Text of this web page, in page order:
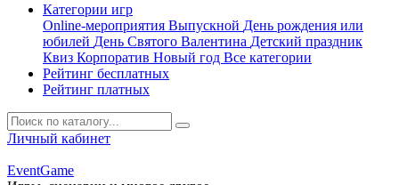
Категории игр
Online-мероприятия Выпускной День рождения или
юбилей День Святого Валентина Детский праздник
Квиз Корпоратив Новый год Все категории
Рейтинг бесплатных
Рейтинг платных
Личный кабинет
EventGame